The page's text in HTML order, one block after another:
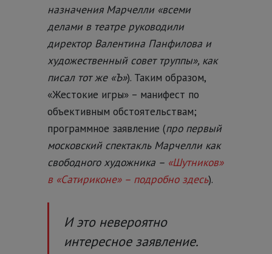
назначения Марчелли «всеми
делами в театре руководили
директор Валентина Панфилова и
художественный совет труппы», как
писал тот же «Ъ»). Таким образом,
«Жестокие игры» – манифест по
объективным обстоятельствам;
программное заявление (про первый
московский спектакль Марчелли как
свободного художника – «Шутников»
в «Сатириконе» – подробно здесь).
И это невероятно
интересное заявление.